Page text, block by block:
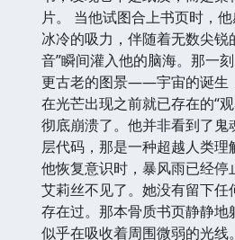
片。 当他试图合上书页时，他
冰冷的吸力，伴随着无数尖锐
音”瞬间灌入他的脑海。那一
更古老的图景——宇宙的诞生
在光芒出现之前就已存在的“
彻底崩溃了。他并非看到了
层代码，那是一种超越人类理
他恢复意识时，暴风雨已经停
艾莉丝不见了。她没有留下
存在过。那本骨质书页静静
似乎在吸收着周围微弱的光